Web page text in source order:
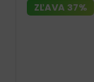
ZĽAVA 37%